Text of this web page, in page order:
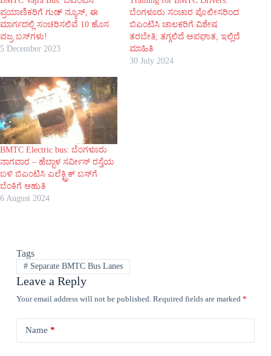
ಪ್ರಯಾಣಿಕರಿಗೆ ಗುಡ್ ನ್ಯೂಸ್, ಈ
ಮಾರ್ಗದಲ್ಲಿ ಸಂಚರಿಸಲಿವೆ 10 ಹೊಸ
ವಜ್ರ ಬಸ್‌ಗಳು!
5 December 2023
ಬೆಂಗಳೂರು ಸಂಚಾರ ಪೊಲೀಸರಿಂದ
ಬಿಎಂಟಿಸಿ ಚಾಲಕರಿಗೆ ವಿಶೇಷ
ತರಬೇತಿ; ತಗ್ಗಲಿದೆ ಅಪಘಾತ, ಇಲ್ಲಿದೆ
ಮಾಹಿತಿ
30 July 2024
BMTC Electric bus: ಬೆಂಗಳೂರು
ನಾಗವಾರ – ಹೆಬ್ಬಾಳ ಸರ್ವೀಸ್ ರಸ್ತೆಯ
ಬಳಿ ಬಿಎಂಟಿಸಿ ಎಲೆಕ್ಟ್ರಿಕ್ ಬಸ್‌ಗೆ
ಬೆಂಕಿಗೆ ಆಹುತಿ
6 August 2024
Tags
#Separate BMTC Bus Lanes
Leave a Reply
Your email address will not be published. Required fields are marked *
Name *